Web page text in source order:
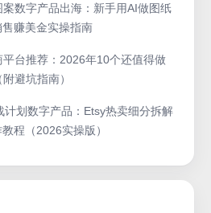
案数字产品出海：新手用AI做图纸
赚美金实操指南
平台推荐：2026年10个还值得做
避坑指南）
计划数字产品：Etsy热卖细分拆解
程（2026实操版）